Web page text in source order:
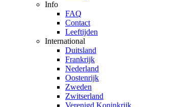
Info
FAQ
Contact
Leeftijden
International
Duitsland
Frankrijk
Nederland
Oostenrijk
Zweden
Zwitserland
Verenigd Koninkrijk